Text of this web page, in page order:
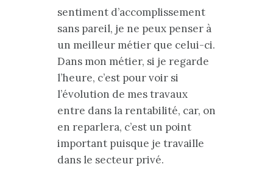
sentiment d’accomplissement
sans pareil, je ne peux penser à
un meilleur métier que celui-ci.
Dans mon métier, si je regarde
l’heure, c’est pour voir si
l’évolution de mes travaux
entre dans la rentabilité, car, on
en reparlera, c’est un point
important puisque je travaille
dans le secteur privé.